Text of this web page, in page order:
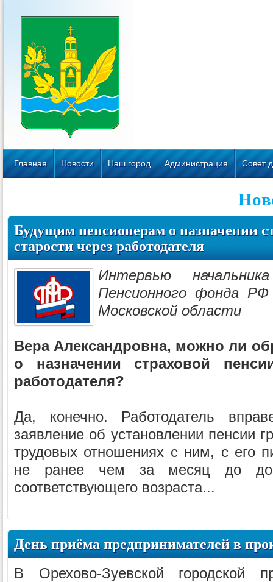
Главная Новости Наш город Администрация Совет
Будущим пенсионерам о назначении
старости через работодателя
Интервью
Пенсионного фонда
Московской области
Вера Александровна, можно ли
о назначении страховой
работодателя?
Да, конечно. Работодатель
заявление об установлении пенсии
трудовых отношениях с ним, с его
не ранее чем за месяц до
соответствующего возраста...
День приёма предпринимателей в
В Орехово-Зуевской городской